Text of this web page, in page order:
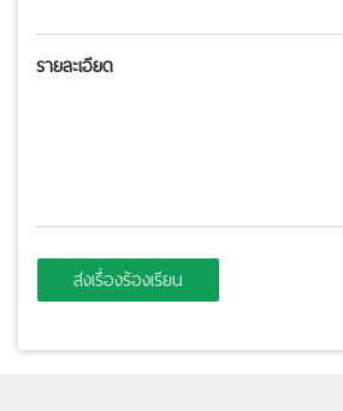
รายละเอียด
ส่งเรื่องร้องเรียน